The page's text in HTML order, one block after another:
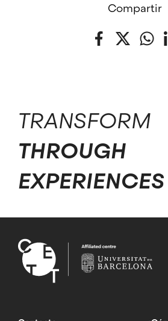
Compartir
Facebook
Twitter
TRANSFORM
THROUGH
EXPERIENCES